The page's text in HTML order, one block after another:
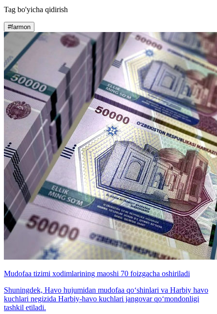
Tag bo'yicha qidirish
#farmon
Mudofaa tizimi xodimlarining maoshi 70 foizgacha oshiriladi
Shuningdek, Havo hujumidan mudofaa qo‘shinlari va Harbiy havo
kuchlari negizida Harbiy-havo kuchlari jangovar qo‘mondonligi
tashkil etiladi.